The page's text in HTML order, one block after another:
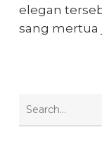
elegan
sang mertua